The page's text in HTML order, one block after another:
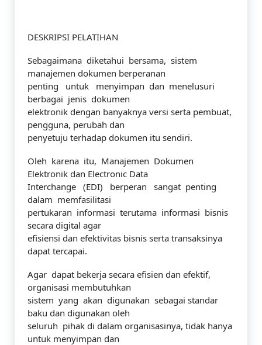
DESKRIPSI PELATIHAN
Sebagaimana diketahui bersama, sistem
manajemen dokumen berperanan
penting untuk menyimpan dan menelusuri
berbagai jenis dokumen
elektronik dengan banyaknya versi serta pembuat,
pengguna, perubah dan
penyetuju terhadap dokumen itu sendiri.
Oleh karena itu, Manajemen Dokumen
Elektronik dan Electronic Data
Interchange (EDI) berperan sangat penting
dalam memfasilitasi
pertukaran informasi terutama informasi bisnis
secara digital agar
efisiensi dan efektivitas bisnis serta transaksinya
dapat tercapai.
Agar dapat bekerja secara efisien dan efektif,
organisasi membutuhkan
sistem yang akan digunakan sebagai standar
baku dan digunakan oleh
seluruh pihak di dalam organisasinya, tidak hanya
untuk menyimpan dan